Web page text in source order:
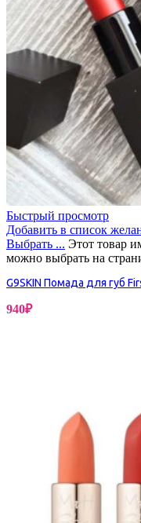
Быстрый просмотр
Добавить в список
Выбрать ... Этот товар
можно выбрать на
G9SKIN Помада для губ
940₽